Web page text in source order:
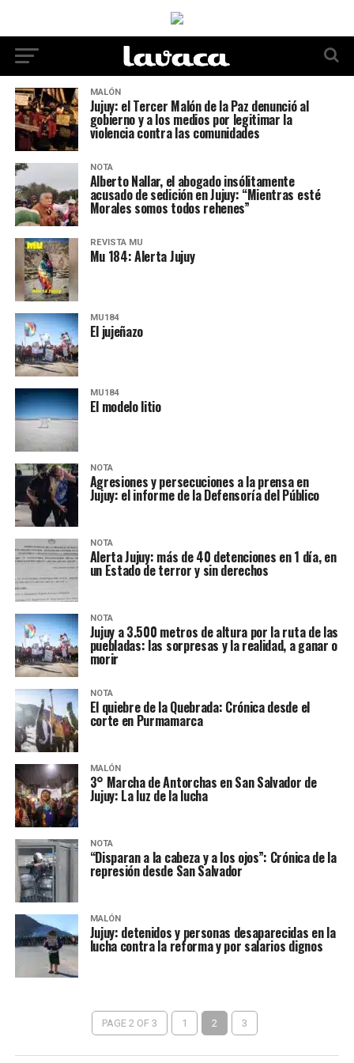
MALÓN
Jujuy: el Tercer Malón de la Paz denunció al
gobierno y a los medios por legitimar la
violencia contra las comunidades
NOTA
Alberto Nallar, el abogado insólitamente
acusado de sedición en Jujuy: “Mientras esté
Morales somos todos rehenes”
REVISTA MU
Mu 184: Alerta Jujuy
MU184
El jujeñazo
MU184
El modelo litio
NOTA
Agresiones y persecuciones a la prensa en
Jujuy: el informe de la Defensoría del Público
NOTA
Alerta Jujuy: más de 40 detenciones en 1 día, en
un Estado de terror y sin derechos
NOTA
Jujuy a 3.500 metros de altura por la ruta de las
puebladas: las sorpresas y la realidad, a ganar o
morir
NOTA
El quiebre de la Quebrada: Crónica desde el
corte en Purmamarca
MALÓN
3° Marcha de Antorchas en San Salvador de
Jujuy: La luz de la lucha
NOTA
“Disparan a la cabeza y a los ojos”: Crónica de la
represión desde San Salvador
MALÓN
Jujuy: detenidos y personas desaparecidas en la
lucha contra la reforma y por salarios dignos
PAGE 2 OF 3 1 2 3